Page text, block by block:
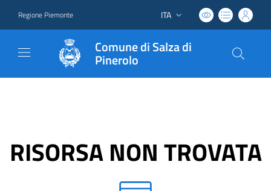
Regione Piemonte Lingua attiva:
ITA
Comune di Salza di
Pinerolo
RISORSA NON TROVATA